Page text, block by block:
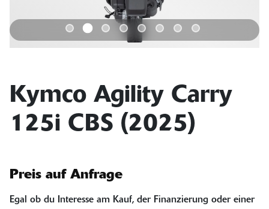
Kymco Agility Carry
125i CBS (2025)
Preis auf Anfrage
Egal ob du Interesse am Kauf, der Finanzierung oder einer